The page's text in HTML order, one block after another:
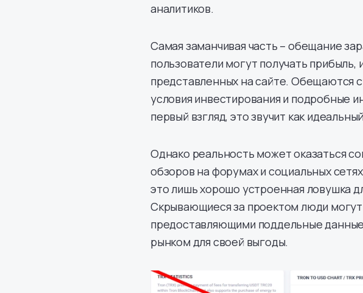
аналитиков.
Самая заманчивая часть – обещание
пользователи могут получать прибыль,
представленных на сайте. Обещаются
условия инвестирования и подробные
первый взгляд, это звучит как
Однако реальность может оказаться
обзоров на форумах и социальных
это лишь хорошо устроенная ловушка
Скрывающиеся за проектом люди
предоставляющими поддельные
рынком для своей выгоды.